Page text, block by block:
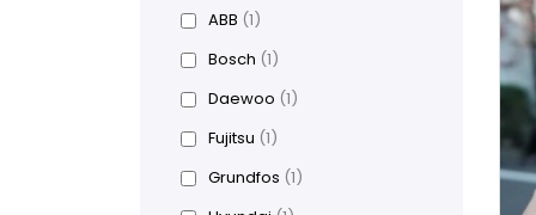
ABB (1)
Bosch (1)
Daewoo (1)
Fujitsu (1)
Grundfos (1)